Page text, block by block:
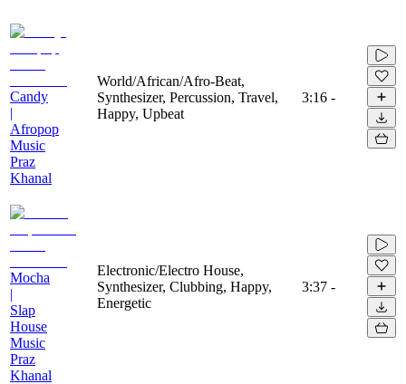
Candy
|
Afropop
Music
Praz
Khanal
World/African/Afro-Beat,
Synthesizer, Percussion, Travel,
Happy, Upbeat
3:16 -
Mocha
|
Slap
House
Music
Praz
Khanal
Electronic/Electro House,
Synthesizer, Clubbing, Happy,
Energetic
3:37 -